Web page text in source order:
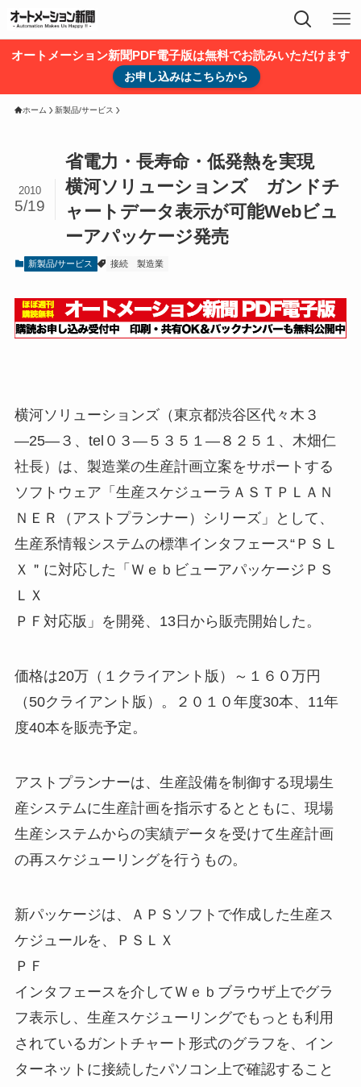
オートメーション新聞PDF電子版は無料でお読みいただけます
お申し込みはこちらから
ホーム 新製品/サービス
省電力・長寿命・低発熱を実現
横河ソリューションズ ガンドチ
ャートデータ表示が可能Webビュ
ーアパッケージ発売
2010
5/19
新製品/サービス 接続 製造業
横河ソリューションズ（東京都渋谷区代々木３
―25―３、tel０３―５３５１―８２５１、木畑仁
社長）は、製造業の生産計画立案をサポートする
ソフトウェア「生産スケジューラＡＳＴＰＬＡＮ
ＮＥＲ（アストプランナー）シリーズ」として、
生産系情報システムの標準インタフェース“ＰＳＬ
Ｘ＂に対応した「ＷｅｂビューアパッケージＰＳ
ＬＸ
ＰＦ対応版」を開発、13日から販売開始した。
価格は20万（１クライアント版）～１６０万円
（50クライアント版）。２０１０年度30本、11年
度40本を販売予定。
アストプランナーは、生産設備を制御する現場生
産システムに生産計画を指示するとともに、現場
生産システムからの実績データを受けて生産計画
の再スケジューリングを行うもの。
新パッケージは、ＡＰＳソフトで作成した生産ス
ケジュールを、ＰＳＬＸ
ＰＦ
インタフェースを介してＷｅｂブラウザ上でグラ
フ表示し、生産スケジューリングでもっとも利用
されているガントチャート形式のグラフを、イン
ターネットに接続したパソコン上で確認すること